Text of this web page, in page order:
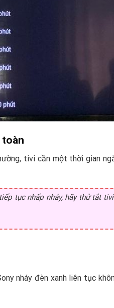
toàn
tivi cần một thời gian
tục nhấp nháy, hãy thử tắt
nháy đèn xanh liên tục